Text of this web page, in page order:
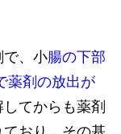
で、小腸の下部
薬剤の放出が
てからも薬剤